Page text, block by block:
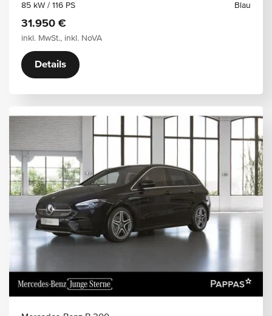
85 kW / 116 PS
Blau
31.950 €
inkl. MwSt., inkl. NoVA
Details